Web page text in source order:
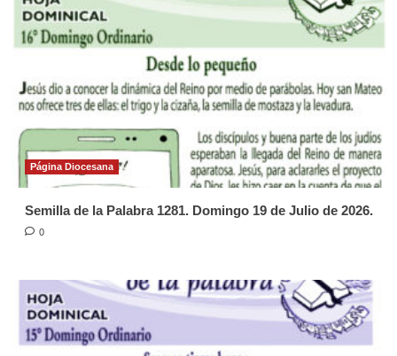
Página Diocesana
Semilla de la Palabra 1281. Domingo 19 de Julio de 2026.
0